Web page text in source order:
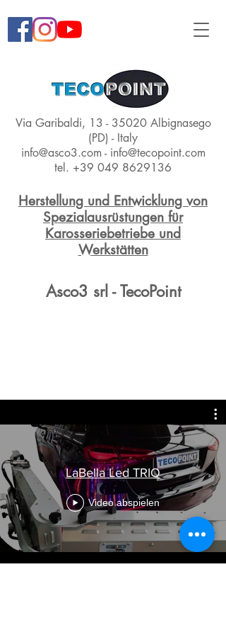
Via Garibaldi, 13 - 35020Albignasego
(PD) - Italy
info@asco3.com - info@tecopoint.com
tel. +39 049 8629136
Herstellung und Entwicklung von
Spezialausrüstungen für
Karosseriebetriebe und
Werkstätten
Asco3 srl - TecoPoint
LaBella Led TRIO
Video abspielen